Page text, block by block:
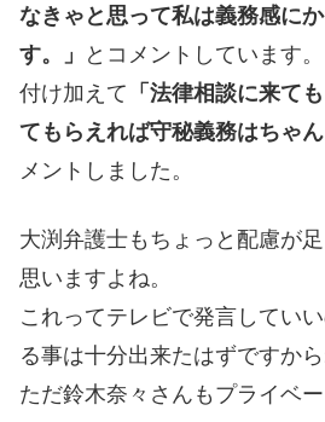
なきゃと思って私は義務感に
す。」
とコメントしています。
付け加えて 「法律相談に来て
てもらえれば守秘義務はちゃん
メントしました。
大渕弁護士もちょっと配慮が
思いますよね。
これってテレビで発言してい
る事は十分出来たはずですから
ただ鈴木奈々さんもプライベ